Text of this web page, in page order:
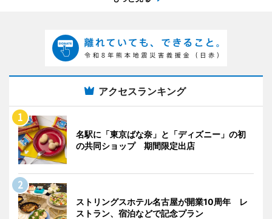
アクセスランキング
名駅に「東京ばな奈」と「ディズニー」の初
の共同ショップ 期間限定出店
ストリングスホテル名古屋が開業10周年 レ
ストラン、宿泊などで記念プラン